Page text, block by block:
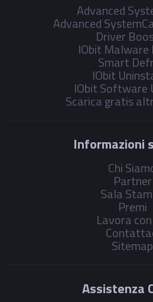
Advanced
Advanced
Driver
IObit Malware
Smart
IObit
IObit Software
Scarica gratis
Informazioni
Chi
Partner
Sala
Premi
Lavora
Sitemap
Assistenza